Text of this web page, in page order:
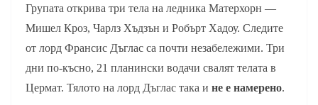
Групата открива три тела на ледника Матерхорн —
Мишел Кроз, Чарлз Хъдзън и Робърт Хадоу. Следите
от лорд Франсис Дъглас са почти незабележими. Три
дни по-късно, 21 планински водачи свалят телата в
Цермат. Тялото на лорд Дъглас така и не е намерено.